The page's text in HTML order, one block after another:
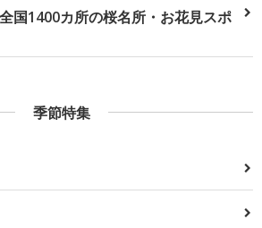
国1400カ所の桜名所・お花見スポ
季節特集